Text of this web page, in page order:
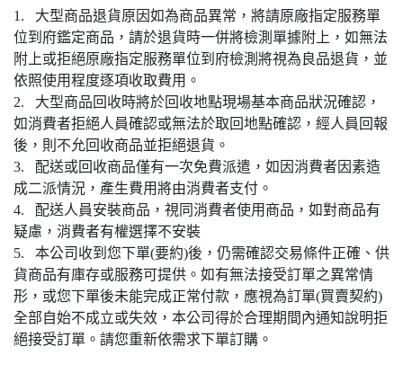
1. 大型商品退貨原因如為商品異常，將請原廠指定服務單
位到府鑑定商品，請於退貨時一併將檢測單據附上，如無法
附上或拒絕原廠指定服務單位到府檢測將視為良品退貨，並
依照使用程度逐項收取費用。
2. 大型商品回收時將於回收地點現場基本商品狀況確認，
如消費者拒絕人員確認或無法於取回地點確認，經人員回報
後，則不允回收商品並拒絕退貨。
3. 配送或回收商品僅有一次免費派遣，如因消費者因素造
成二派情況，產生費用將由消費者支付。
4. 配送人員安裝商品，視同消費者使用商品，如對商品有
疑慮，消費者有權選擇不安裝
5. 本公司收到您下單(要約)後，仍需確認交易條件正確、供
貨商品有庫存或服務可提供。如有無法接受訂單之異常情
形，或您下單後未能完成正常付款，應視為訂單(買賣契約)
全部自始不成立或失效，本公司得於合理期間內通知說明拒
絕接受訂單。請您重新依需求下單訂購。